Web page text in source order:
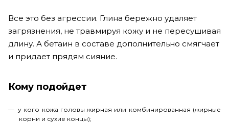
Все это без агрессии. Глина бережно удаляет
загрязнения, не травмируя кожу и не пересушивая
длину. А бетаин в составе дополнительно смягчает
и придает прядям сияние.
Кому подойдет
у кого кожа головы жирная или комбинированная (жирные
корни и сухие концы);